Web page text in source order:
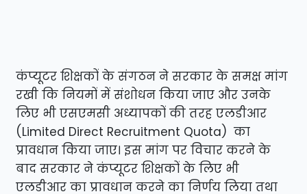
कंप्यूटर शिक्षकों के संगठन ने सरकार के समक्ष मांग
रखी कि नियमों में संशोधन किया जाए और उनके
लिए भी एसएमसी अध्यापकों की तरह एलडीआर
(Limited Direct Recruitment Quota) का
प्रावधान किया जाए। इस मांग पर विचार करने के
बाद सरकार ने कंप्यूटर शिक्षकों के लिए भी
एलडीआर का प्रावधान करने का निर्णय लिया तथा